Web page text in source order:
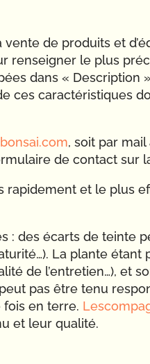
de produits et
renseigner le plus
dans « Description
ces caractéristiques
, soit par
de contact sur
et le plus
: des écarts de teinte
La plante
de l’entretien…), et
pas être tenu
en terre.
et leur qualité.